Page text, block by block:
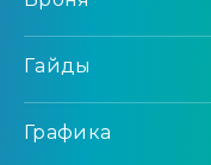
Гайды
Графика